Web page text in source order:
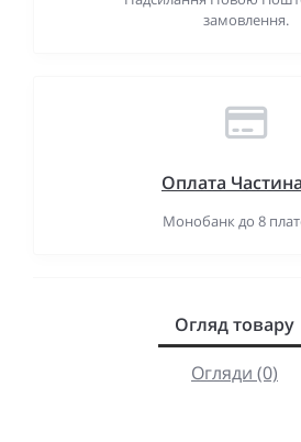
замовлення.
Оплата
Монобанк до 8
Огляд товару
Огляди (0)